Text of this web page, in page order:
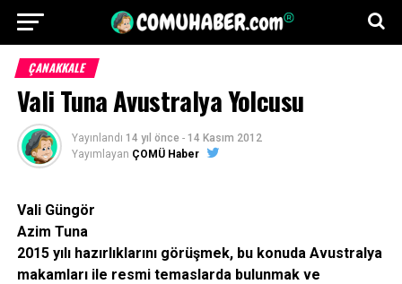
ÇANAKKALE
Vali Tuna Avustralya Yolcusu
Yayınlandı 14 yıl önce - 14 Kasım 2012
Yayımlayan ÇOMÜ Haber
Vali Güngör
Azim Tuna
2015 yılı hazırlıklarını görüşmek, bu konuda Avustralya
makamları ile resmi temaslarda bulunmak ve